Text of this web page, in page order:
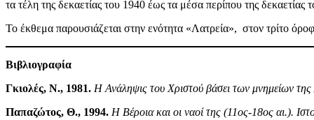
τα τέλη της δεκαετίας του 1940 έως τα μέσα περίπου της
Το έκθεμα παρουσιάζεται στην ενότητα «Λατρεία», στον τρίτο
Βιβλιογραφία
Γκιολές, Ν., 1981. Η Ανάληψις του Χριστού βάσει των μνημείων της
Παπαζώτος, Θ., 1994. Η Βέροια και οι ναοί της (11ος-18ος αι.).